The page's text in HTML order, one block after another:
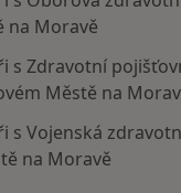
na Moravě
s Zdravotní
Městě na
s Vojenská
na Moravě